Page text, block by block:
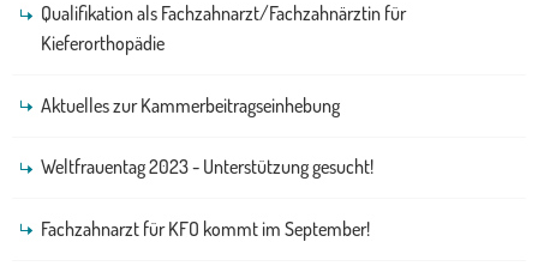
Qualifikation als Fachzahnarzt/Fachzahnärztin für
Kieferorthopädie
Aktuelles zur Kammerbeitragseinhebung
Weltfrauentag 2023 - Unterstützung gesucht!
Fachzahnarzt für KFO kommt im September!